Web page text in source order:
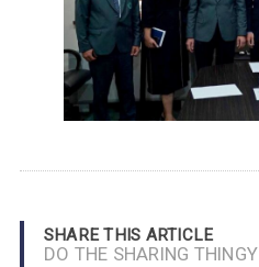
SHARE THIS ARTICLE
DO THE SHARING THINGY